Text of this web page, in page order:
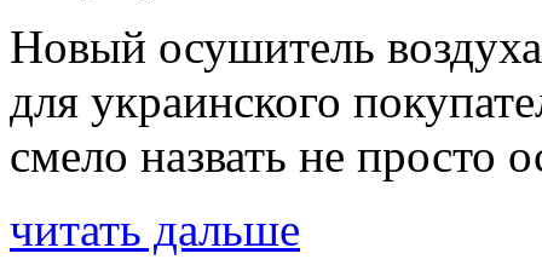
Новый осушитель
для украинского
смело назвать не просто
читать дальше